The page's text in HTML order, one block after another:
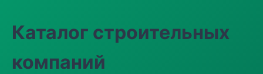
Каталог строительных
компаний